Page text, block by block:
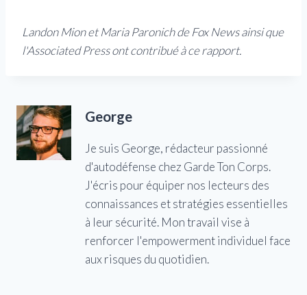
Landon Mion et Maria Paronich de Fox News ainsi que
l'Associated Press ont contribué à ce rapport.
George
Je suis George, rédacteur passionné
d'autodéfense chez Garde Ton Corps.
J'écris pour équiper nos lecteurs des
connaissances et stratégies essentielles
à leur sécurité. Mon travail vise à
renforcer l'empowerment individuel face
aux risques du quotidien.